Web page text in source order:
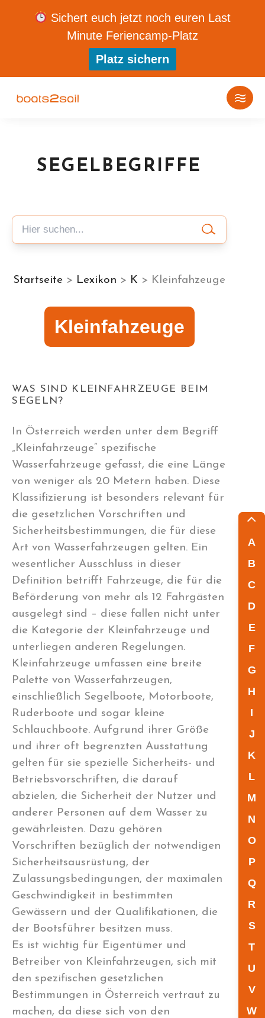
A
B
C
D
E
F
G
H
I
J
K
L
M
N
O
P
Q
R
S
T
U
V
W
SEGELBEGRIFFE
Startseite > Lexikon > K > Kleinfahzeuge
Kleinfahzeuge
WAS SIND KLEINFAHRZEUGE BEIM
SEGELN?
In Österreich werden unter dem Begriff
„Kleinfahrzeuge“ spezifische
Wasserfahrzeuge gefasst, die eine Länge
von weniger als 20 Metern haben. Diese
Klassifizierung ist besonders relevant für
die gesetzlichen Vorschriften und
Sicherheitsbestimmungen, die für diese
Art von Wasserfahrzeugen gelten. Ein
wesentlicher Ausschluss in dieser
Definition betrifft Fahrzeuge, die für die
Beförderung von mehr als 12 Fahrgästen
ausgelegt sind – diese fallen nicht unter
die Kategorie der Kleinfahrzeuge und
unterliegen anderen Regelungen.
Kleinfahrzeuge umfassen eine breite
Palette von Wasserfahrzeugen,
einschließlich Segelboote, Motorboote,
Ruderboote und sogar kleine
Schlauchboote. Aufgrund ihrer Größe
und ihrer oft begrenzten Ausstattung
gelten für sie spezielle Sicherheits- und
Betriebsvorschriften, die darauf
abzielen, die Sicherheit der Nutzer und
anderer Personen auf dem Wasser zu
gewährleisten. Dazu gehören
Vorschriften bezüglich der notwendigen
Sicherheitsausrüstung, der
Zulassungsbedingungen, der maximalen
Geschwindigkeit in bestimmten
Gewässern und der Qualifikationen, die
der Bootsführer besitzen muss.
Es ist wichtig für Eigentümer und
Betreiber von Kleinfahrzeugen, sich mit
den spezifischen gesetzlichen
Bestimmungen in Österreich vertraut zu
machen, da diese sich von den
Sichert euch jetzt noch euren Last
Minute Feriencamp-Platz
Platz sichern